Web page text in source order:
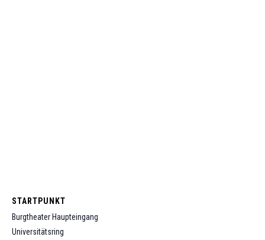
STARTPUNKT
Burgtheater Haupteingang
Universitätsring